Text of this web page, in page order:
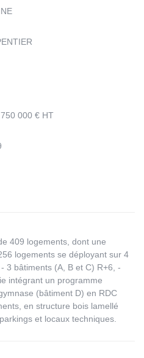
000 € HT
409 logements, dont une
logements se déployant sur 4
3 bâtiments (A, B et C) R+6, -
intégrant un programme
(bâtiment D) en RDC
en structure bois lamellé
et locaux techniques.